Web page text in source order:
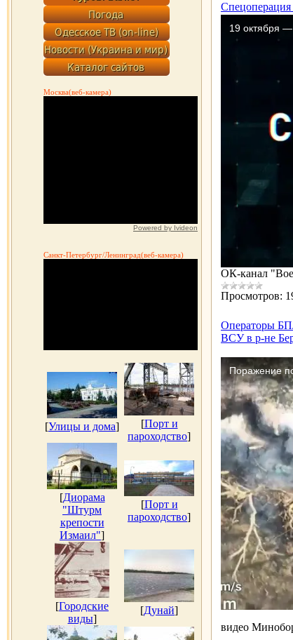
Москва(веб-камера)
Powered by Ivideon
Санкт-Петербург/Ленинград(веб-камера)
[Улицы и дома] [Порт и
пароходство]
[Диорама
"Штурм
крепости
Измаил"]
[Порт и
пароходство]
[Городские
виды]
[Дунай]
Спецоперация
OК-канал
Просмотров:
Операторы
ВСУ в р-не
видео